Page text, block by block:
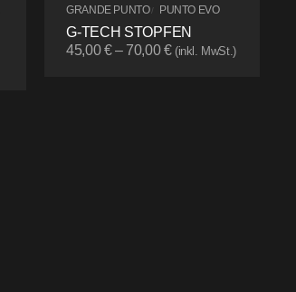
GRANDE PUNTO / PUNTO EVO
G-TECH STOPFEN
45,00€– 70,00€ (inkl. MwSt.)